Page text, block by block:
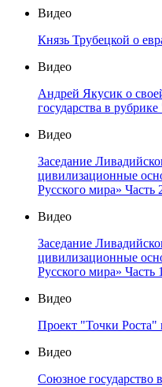
Видео
Князь Трубецкой о
Видео
Андрей Якусик о
государства в
Видео
Заседание
цивилизационные
Русского мира» Часть
Видео
Заседание
цивилизационные
Русского мира» Часть
Видео
Проект "Точки Роста"
Видео
Союзное государство